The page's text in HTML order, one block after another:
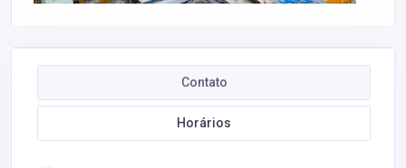
Contato
Horários